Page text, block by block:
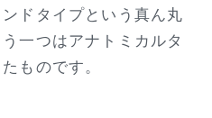
ドタイプという真ん丸
一つはアナトミカルタ
ものです。